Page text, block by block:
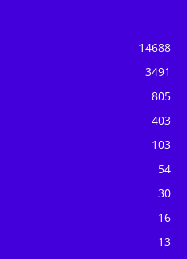
14688
3491
805
403
103
54
30
16
13